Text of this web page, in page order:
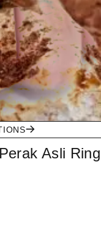
Asli